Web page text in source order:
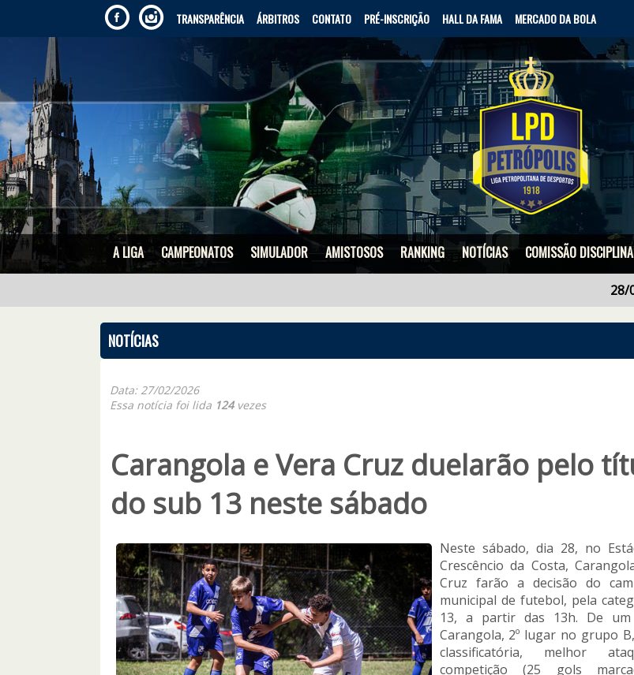
TRANSPARÊNCIA ÁRBITROS CONTATO PRÉ-INSCRIÇÃO HALL DA FAMA MERCADO DA BOLA
A LIGA CAMPEONATOS SIMULADOR AMISTOSOS RANKING NOTÍCIAS COMISSÃO
-
NOTÍCIAS
Data: 27/02/2026
Essa notícia foi lida 124vezes
Carangola e Vera Cruz duelarão pelo
do sub 13 neste sábado
Neste sábado, dia 28, no
Crescêncio da Costa,
Cruz farão a decisão do
municipal de futebol, pela
13, a partir das 13h. De
Carangola, 2º lugar no grupo
classificatória, melhor
competição (25 gols